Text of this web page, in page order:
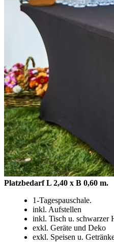
Platzbedarf L 2,40 x B 0,60 m.
1-Tagespauschale.
inkl. Aufstellen
inkl. Tisch u. schwarzer
exkl. Geräte und Deko
exkl. Speisen u.